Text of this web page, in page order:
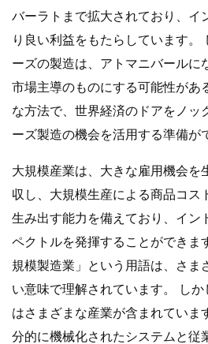
バーラトまで拡大されており、イ
り良い利益をもたらしています。
ーズの製造は、アトマニバールに
市場主導のものにする可能性があ
な方法で、世界経済のドアをノッ
ーズ製造の機会を活用する準備が
大規模産業は、大きな雇用機会を
収し、大規模生産による商品コス
生み出す能力を備えており、イン
ペクトルを発揮することができま
規模製造業」という用語は、さま
い意味で理解されています。 し
はさまざまな産業が含まれていま
分的に機械化されたシステムと従